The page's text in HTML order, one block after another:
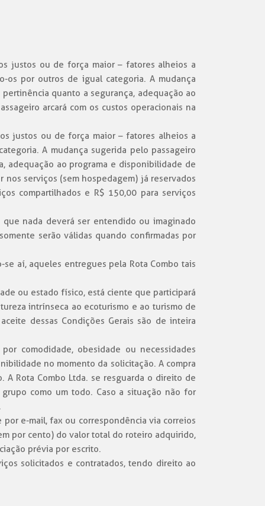
justos ou de força maior – fatores alheios a
os por outros de igual categoria. A mudança
quanto a segurança, adequação ao
arcará com os custos operacionais na
justos ou de força maior – fatores alheios a
A mudança sugerida pelo passageiro
adequação ao programa e disponibilidade de
nos serviços (sem hospedagem) já reservados
compartilhados e R$ 150,00 para serviços
nada deverá ser entendido ou imaginado
serão válidas quando confirmadas por
aí, aqueles entregues pela Rota Combo tais
ou estado físico, está ciente que participará
intrínseca ao ecoturismo e ao turismo de
dessas Condições Gerais são de inteira
comodidade, obesidade ou necessidades
no momento da solicitação. A compra
Rota Combo Ltda. se resguarda o direito de
como um todo. Caso a situação não for
e-mail, fax ou correspondência via correios
por cento) do valor total do roteiro adquirido,
prévia por escrito.
solicitados e contratados, tendo direito ao